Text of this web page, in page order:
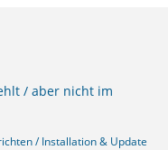
/ aber nicht im
/ Installation & Update